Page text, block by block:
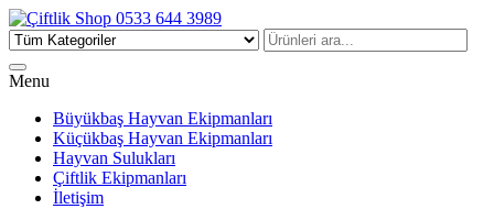
Çiftlik Shop 0533 644 3989
Menu
Büyükbaş Hayvan Ekipmanları
Küçükbaş Hayvan Ekipmanları
Hayvan Sulukları
Çiftlik Ekipmanları
İletişim